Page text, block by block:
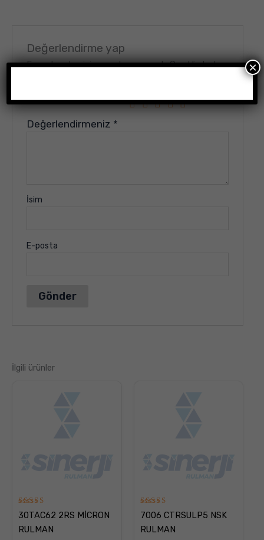
Değerlendirme yap
E-posta adresiniz yayınlanmayacak. Gerekli alanlar
Derecelendirmeniz*
Değerlendirmeniz *
İsim
E-posta
İlgili ürünler
5
üzerinden
5.00
oy aldı
30TAC62 2RS MİCRON
RULMAN
5
üzerinden
5.00
oy aldı
7006 CTRSULP5 NSK
RULMAN
×